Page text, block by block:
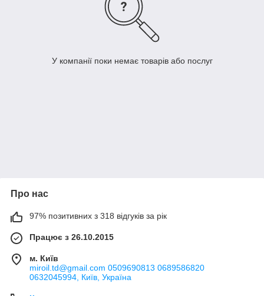
У компанії поки немає товарів або послуг
Про нас
97% позитивних з 318 відгуків за рік
Працює з 26.10.2015
м. Київ
miroil.td@gmail.com 0509690813 0689586820
0632045994, Київ, Україна